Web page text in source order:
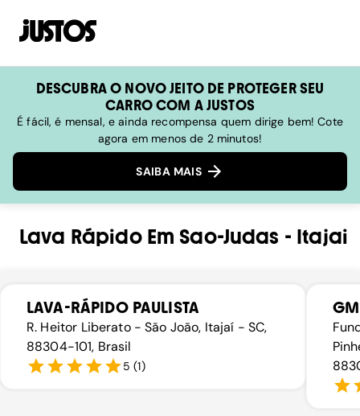
DESCUBRA O NOVO JEITO DE PROTEGER SEU
CARRO COM A JUSTOS
É fácil, é mensal, e ainda recompensa quem dirige bem! Cote
agora em menos de 2 minutos!
SAIBA MAIS
Lava RápidoEm Sao-Judas - Itajai
LAVA-RÁPIDO PAULISTA
R. Heitor Liberato - São João, Itajaí - SC,
88304-101, Brasil
5 (1)